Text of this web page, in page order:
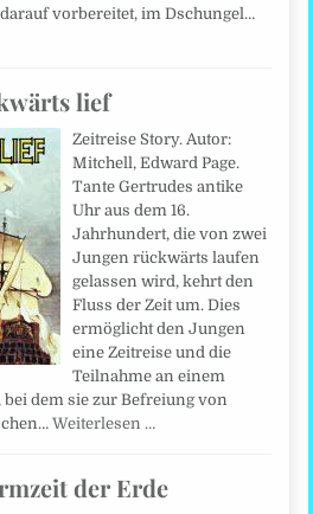
vorbereitet, im Dschungel…
lief
Zeitreise Story. Autor:
Mitchell, Edward Page.
Tante Gertrudes antike
Uhr aus dem 16.
Jahrhundert, die von zwei
Jungen rückwärts laufen
gelassen wird, kehrt den
Fluss der Zeit um. Dies
ermöglicht den Jungen
eine Zeitreise und die
Teilnahme an einem
dem sie zur Befreiung von
Weiterlesen …
der Erde